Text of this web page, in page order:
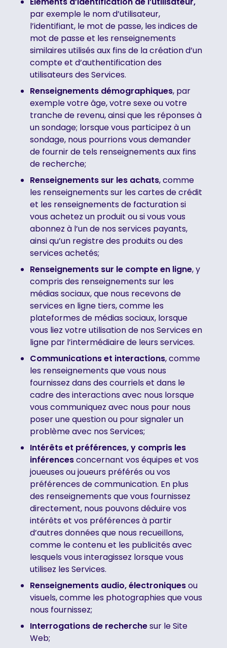
par exemple le nom d’utilisateur,
l’identifiant, le mot de passe, les indices de
mot de passe et les renseignements
similaires utilisés aux fins de la création d’un
compte et d’authentification des
utilisateurs des Services.
Renseignements démographiques, par
exemple votre âge, votre sexe ou votre
tranche de revenu, ainsi que les réponses à
un sondage; lorsque vous participez à un
sondage, nous pourrions vous demander
de fournir de tels renseignements aux fins
de recherche;
Renseignements sur les achats, comme
les renseignements sur les cartes de crédit
et les renseignements de facturation si
vous achetez un produit ou si vous vous
abonnez à l’un de nos services payants,
ainsi qu’un registre des produits ou des
services achetés;
‍Renseignements sur le compte en ligne, y
compris des renseignements sur les
médias sociaux, que nous recevons de
services en ligne tiers, comme les
plateformes de médias sociaux, lorsque
vous liez votre utilisation de nos Services en
ligne par l’intermédiaire de leurs services.
Communications et interactions, comme
les renseignements que vous nous
fournissez dans des courriels et dans le
cadre des interactions avec nous lorsque
vous communiquez avec nous pour nous
poser une question ou pour signaler un
problème avec nos Services;
‍Intérêts et préférences, y compris les
inférencesconcernant vos équipes et vos
joueuses ou joueurs préférés ou vos
préférences de communication. En plus
des renseignements que vous fournissez
directement, nous pouvons déduire vos
intérêts et vos préférences à partir
d’autres données que nous recueillons,
comme le contenu et les publicités avec
lesquels vous interagissez lorsque vous
utilisez les Services.
Renseignements audio, électroniquesou
visuels, comme les photographies que vous
nous fournissez;
‍Interrogations de recherchesur le Site
Web;